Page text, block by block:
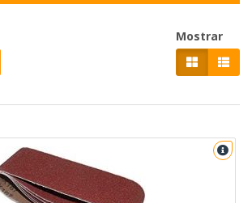
Mostrar